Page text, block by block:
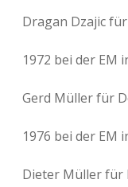
Dragan Dzajic
1972 bei der EM
Gerd Müller für
1976 bei der EM
Dieter Müller für